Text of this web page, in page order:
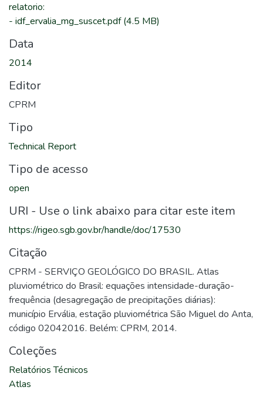
relatorio:
- idf_ervalia_mg_suscet.pdf(4.5 MB)
Data
2014
Editor
CPRM
Tipo
Technical Report
Tipo de acesso
open
URI - Use o link abaixo para citar este item
https://rigeo.sgb.gov.br/handle/doc/17530
Citação
CPRM - SERVIÇO GEOLÓGICO DO BRASIL. Atlas
pluviométrico do Brasil: equações intensidade-duração-
frequência (desagregação de precipitações diárias):
município Ervália, estação pluviométrica São Miguel do Anta,
código 02042016. Belém: CPRM, 2014.
Coleções
Relatórios Técnicos
Atlas